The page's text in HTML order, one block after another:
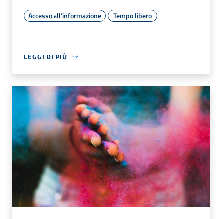
Accesso all'informazione Tempo libero
LEGGI DI PIÙ